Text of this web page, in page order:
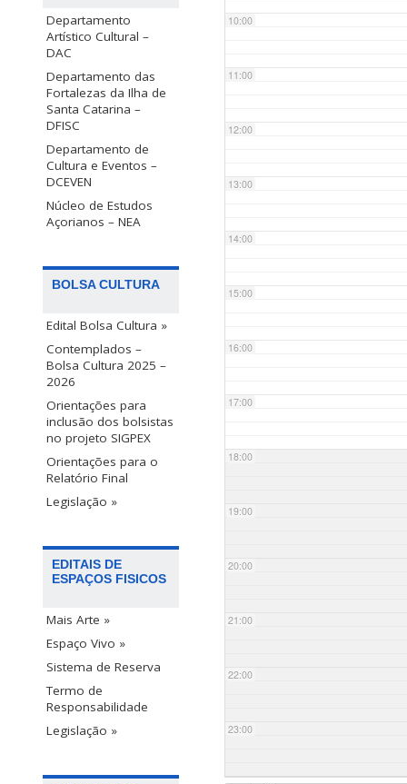
Departamento
Artístico Cultural –
DAC
Departamento das
Fortalezas da Ilha de
Santa Catarina –
DFISC
Departamento de
Cultura e Eventos –
DCEVEN
Núcleo de Estudos
Açorianos – NEA
BOLSA CULTURA
Edital Bolsa Cultura »
Contemplados –
Bolsa Cultura 2025 –
2026
Orientações para
inclusão dos bolsistas
no projeto SIGPEX
Orientações para o
Relatório Final
Legislação »
EDITAIS DE
ESPAÇOS FISICOS
Mais Arte »
Espaço Vivo »
Sistema de Reserva
Termo de
Responsabilidade
Legislação »
10:00
11:00
12:00
13:00
14:00
15:00
16:00
17:00
18:00
19:00
20:00
21:00
22:00
23:00